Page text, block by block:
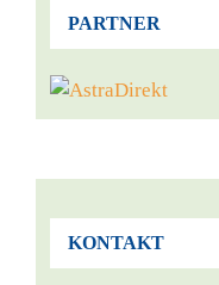
KONTAKT
PARTNER